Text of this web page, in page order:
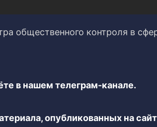
общественного контроля в
в нашем телеграм-канале.
опубликованных на